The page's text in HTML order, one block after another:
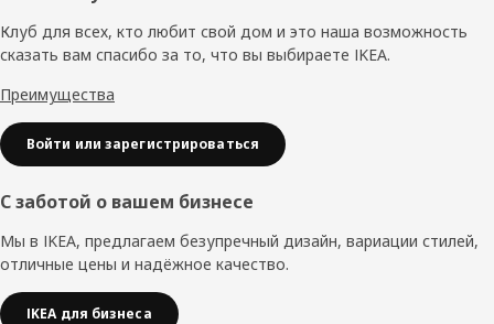
колонтитул
Клуб для всех, кто любит свой дом и это наша возможность
сказать вам спасибо за то, что вы выбираете IKEA.
Преимущества
Войти или зарегистрироваться
С заботой о вашем бизнесе
Мы в IKEA, предлагаем безупречный дизайн, вариации стилей,
отличные цены и надёжное качество.
IKEA для бизнеса